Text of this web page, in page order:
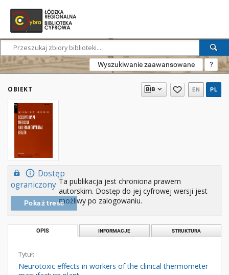
Wyszukiwanie zaawansowane ?
OBIEKT EN PL
Dostęp
ograniczony
Pokaż treść
Ta publikacja jest chroniona prawem
autorskim. Dostęp do jej cyfrowej wersji jest
możliwy po zalogowaniu.
OPIS INFORMACJE STRUKTURA
Tytuł:
Neurotoxic effects in workers of the clinical thermometer